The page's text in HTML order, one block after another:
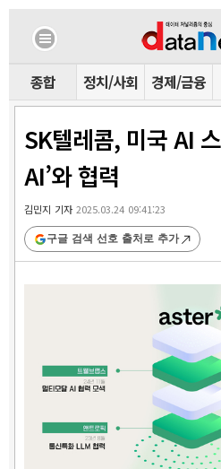
종합 정치/사회 경제/금융
SK텔레콤, 미국 AI
AI’와 협력
김민지 기자2025.03.24 09:41:23
구글 검색 선호 출처로 추가